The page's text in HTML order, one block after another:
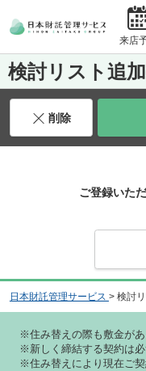
来店
検討リスト追
削除
ご登録いた
日本財託管理サービス > 検討
※住み替えの際も敷金があ
※新しく締結する契約は必
※住み替えにより現在ご